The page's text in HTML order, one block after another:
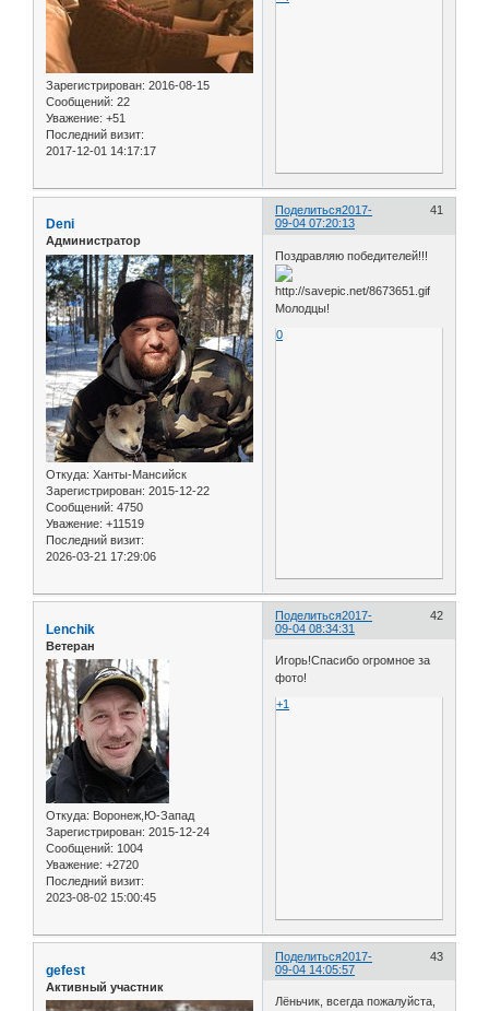
Зарегистрирован: 2016-08-15
Сообщений: 22
Уважение: +51
Последний визит:
2017-12-01 14:17:17
Поделиться 41
2017-
09-04 07:20:13
Deni
Администратор
Откуда: Ханты-Мансийск
Зарегистрирован: 2015-12-22
Сообщений: 4750
Уважение: +11519
Последний визит:
2026-03-21 17:29:06
Поздравляю победителей!!!
Молодцы!
0
Поделиться 42
2017-
09-04 08:34:31
Lenchik
Ветеран
Откуда: Воронеж,Ю-Запад
Зарегистрирован: 2015-12-24
Сообщений: 1004
Уважение: +2720
Последний визит:
2023-08-02 15:00:45
Игорь!Спасибо огромное за
фото!
+1
Поделиться 43
2017-
09-04 14:05:57
gefest
Активный участник
Лёньчик, всегда пожалуйста,